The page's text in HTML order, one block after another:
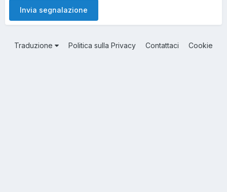
Invia segnalazione
Traduzione Politica sulla Privacy Contattaci Cookie